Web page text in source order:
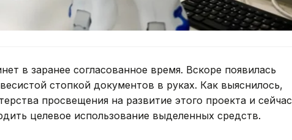
в заранее согласованное время. Вскоре появилась
стопкой документов в руках. Как выяснилось,
просвещения на развитие этого проекта и сейчас
целевое использование выделенных средств.